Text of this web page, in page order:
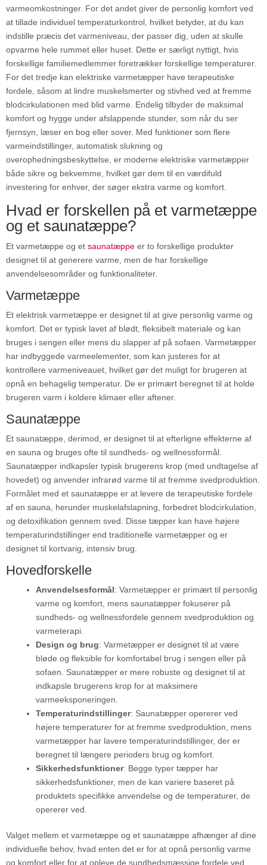
varmeomkostninger. For det andet giver de personlig komfort ved
at tillade individuel temperaturkontrol, hvilket betyder, at du kan
indstille præcis det varmeniveau, der passer dig, uden at skulle
opvarme hele rummet eller huset. Dette er særligt nyttigt, hvis
forskellige familiemedlemmer foretrækker forskellige temperaturer.
For det tredje kan elektriske varmetæpper have terapeutiske
fordele, såsom at lindre muskelsmerter og stivhed ved at fremme
blodcirkulationen med blid varme. Endelig tilbyder de maksimal
komfort og hygge under afslappende stunder, som når du ser
fjernsyn, læser en bog eller sover. Med funktioner som flere
varmeindstillinger, automatisk slukning og
overophedningsbeskyttelse, er moderne elektriske varmetæpper
både sikre og bekvemme, hvilket gør dem til en værdifuld
investering for enhver, der søger ekstra varme og komfort.
Hvad er forskellen på et varmetæppe
og et saunatæppe?
Et varmetæppe og et saunatæppe er to forskellige produkter
designet til at generere varme, men de har forskellige
anvendelsesområder og funktionaliteter.
Varmetæppe
Et elektrisk varmetæppe er designet til at give personlig varme og
komfort. Det er typisk lavet af blødt, fleksibelt materiale og kan
bruges i sengen eller mens du slapper af på sofaen. Varmetæpper
har indbyggede varmeelementer, som kan justeres for at
kontrollere varmeniveauet, hvilket gør det muligt for brugeren at
opnå en behagelig temperatur. De er primært beregnet til at holde
brugeren varm i koldere klimaer eller aftener.
Saunatæppe
Et saunatæppe, derimod, er designet til at efterligne effekterne af
en sauna og bruges ofte til sundheds- og wellnessformål.
Saunatæpper indkapsler typisk brugerens krop (med undtagelse af
hovedet) og anvender infrarød varme til at fremme svedproduktion.
Formålet med et saunatæppe er at levere de terapeutiske fordele
af en sauna, herunder muskelafslapning, forbedret blodcirkulation,
og detoxifikation gennem sved. Disse tæpper kan have højere
temperaturindstillinger end traditionelle varmetæpper og er
designet til kortvarig, intensiv brug.
Hovedforskelle
Anvendelsesformål: Varmetæpper er primært til personlig
varme og komfort, mens saunatæpper fokuserer på
sundheds- og wellnessfordele gennem svedproduktion og
varmeterapi.
Design og brug: Varmetæpper er designet til at være
bløde og fleksible for komfortabel brug i sengen eller på
sofaen. Saunatæpper er mere robuste og designet til at
indkapsle brugerens krop for at maksimere
varmeeksponeringen.
Temperaturindstillinger: Saunatæpper opererer ved
højere temperaturer for at fremme svedproduktion, mens
varmetæpper har lavere temperaturindstillinger, der er
beregnet til længere perioders brug og komfort.
Sikkerhedsfunktioner: Begge typer tæpper har
sikkerhedsfunktioner, men de kan variere baseret på
produktets specifikke anvendelse og de temperaturer, de
opererer ved.
Valget mellem et varmetæppe og et saunatæppe afhænger af dine
individuelle behov, hvad enten det er for at opnå personlig varme
og komfort eller for at opleve de sundhedsmæssige fordele ved